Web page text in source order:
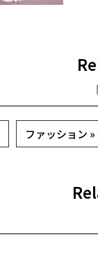
ファッション »